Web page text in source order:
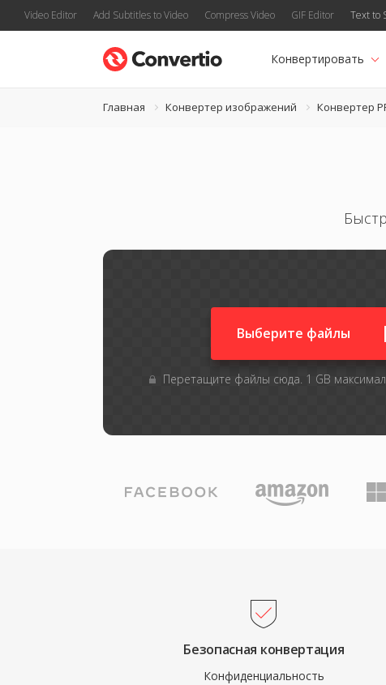
Video Editor Add Subtitles to Video Compress Video GIF Editor Text to
Конвертировать
Главная Конвертер изображений Конвертер
Выберите файлы
Перетащите файлы сюда. 1 GB
Безопасная конвертация
Конфиденциальность